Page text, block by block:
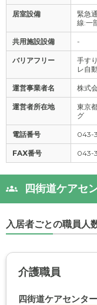
居室設備
緊急
線:一
共用施設設備 -
バリアフリー
手す
レ自
運営事業者名 株式
運営者所在地
東京
グ
電話番号 043-
FAX番号 043-
四街道ケアセ
入居者ごとの職員人
介護職員
四街道ケアセンタ